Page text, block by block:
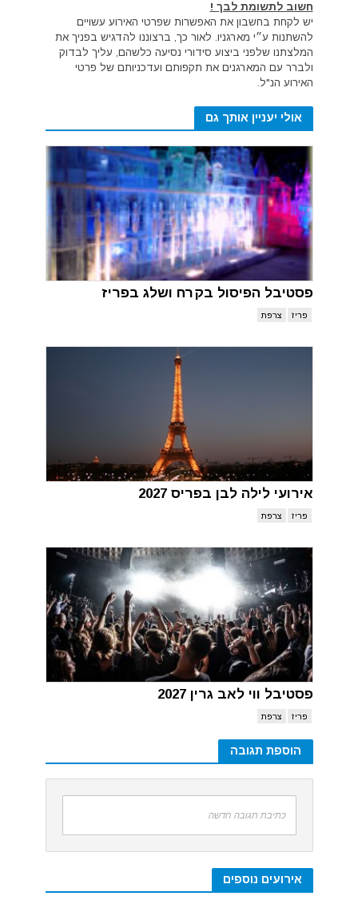
חשוב לתשומת לבך !
יש לקחת בחשבון את האפשרות שפרטי האירוע עשויים
להשתנות ע״י מארגניו. לאור כך, ברצוננו להדגיש בפניך את
המלצתנו שלפני ביצוע סידורי נסיעה כלשהם, עליך לבדוק
ולברר עם המארגנים את תקפותם ועדכניותם של פרטי
האירוע הנ"ל.
אולי יעניין אותך גם
פסטיבל הפיסול בקרח ושלג בפריז
פריז צרפת
אירועי לילה לבן בפריס 2027
פריז צרפת
פסטיבל ווי לאב גרין 2027
פריז צרפת
הוספת תגובה
כתיבת תגובה חדשה
אירועים נוספים